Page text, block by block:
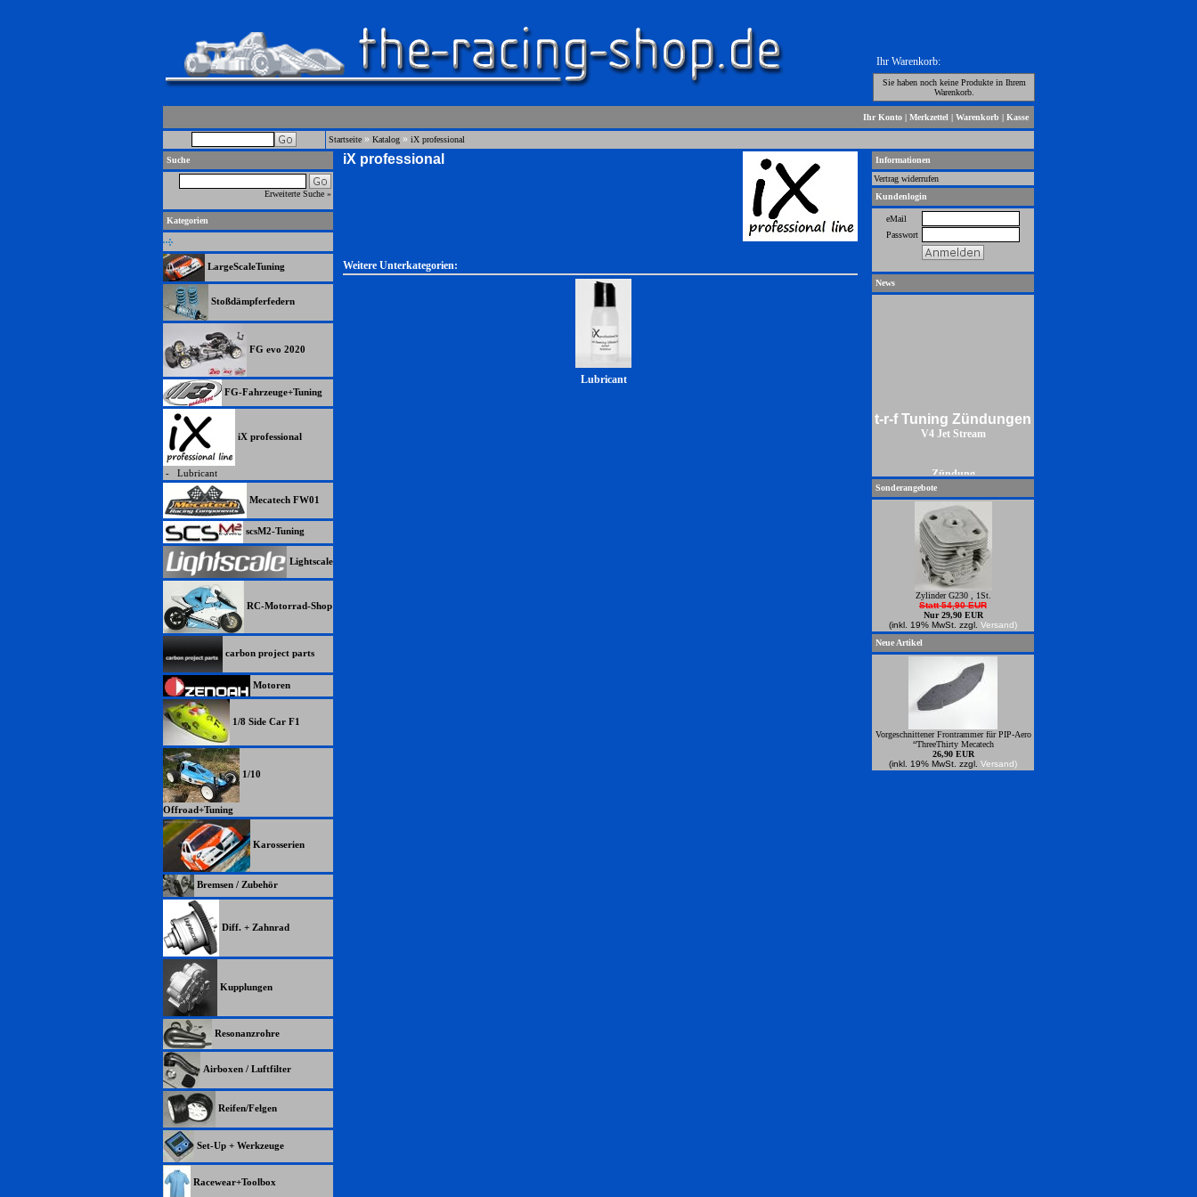
Ihr Warenkorb:
Sie haben noch keine Produkte in Ihrem
Warenkorb.
Ihr Konto | Merkzettel | Warenkorb | Kasse
Startseite » Katalog » iX professional
Suche
Erweiterte Suche »
Kategorien
LargeScaleTuning
Stoßdämpferfedern
FG evo 2020
FG-Fahrzeuge+Tuning
iX professional
- Lubricant
Mecatech FW01
scsM2-Tuning
Lightscale
RC-Motorrad-Shop
carbon project parts
Motoren
1/8 Side Car F1
1/10
Offroad+Tuning
Karosserien
Bremsen / Zubehör
Diff. + Zahnrad
Kupplungen
Resonanzrohre
Airboxen / Luftfilter
Reifen/Felgen
Set-Up + Werkzeuge
Racewear+Toolbox
iX professional
Weitere Unterkategorien:
Lubricant
Informationen
Vertrag widerrufen
Kundenlogin
eMail
Passwort
News
t-r-f Tuning Zündungen
V4 Jet Stream
Zündung
Power Zündungren zum anbauen an
Sonderangebote
Zylinder G230 , 1St.
Statt 54,90 EUR
Nur 29,90 EUR
(inkl. 19% MwSt. zzgl. Versand)
Neue Artikel
Vorgeschnittener Frontrammer für PIP-Aero
“ThreeThirty Mecatech
26,90 EUR
(inkl. 19% MwSt. zzgl. Versand)